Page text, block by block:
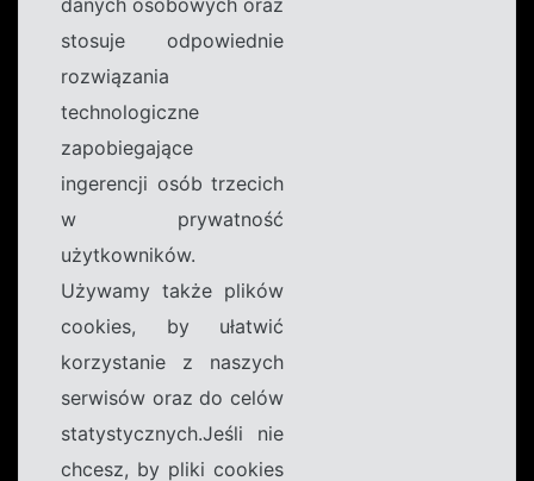
danych osobowych oraz
stosuje odpowiednie
rozwiązania
technologiczne
zapobiegające
ingerencji osób trzecich
w prywatność
użytkowników.
Używamy także plików
cookies, by ułatwić
korzystanie z naszych
serwisów oraz do celów
statystycznych.Jeśli nie
chcesz, by pliki cookies